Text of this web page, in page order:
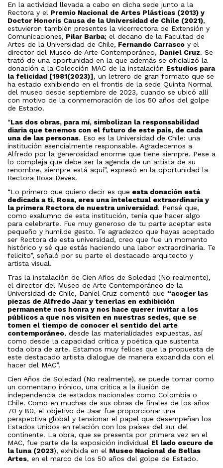
En la actividad llevada a cabo en dicha sede junto a la
Rectora y el Premio Nacional de Artes Plásticas (2013) y
Doctor Honoris Causa de la Universidad de Chile (2021),
estuvieron también presentes la vicerrectora de Extensión y
Comunicaciones, Pilar Barba; el decano de la Facultad de
Artes de la Universidad de Chile, Fernando Carrasco y el
director del Museo de Arte Contemporáneo, Daniel Cruz. Se
trató de una oportunidad en la que además se oficializó la
donación a la Colección MAC de la instalación Estudios para
la felicidad [1981(2023)], un letrero de gran formato que se
ha estado exhibiendo en el frontis de la sede Quinta Normal
del museo desde septiembre de 2023, cuando se ubicó allí
con motivo de la conmemoración de los 50 años del golpe
de Estado.
“Las dos obras, para mí, simbolizan la responsabilidad
diaria que tenemos con el futuro de este país, de cada
una de las personas. Eso es la Universidad de Chile: una
institución esencialmente responsable. Agradecemos a
Alfredo por la generosidad enorme que tiene siempre. Pese a
lo compleja que debe ser la agenda de un artista de su
renombre, siempre está aquí”, expresó en la oportunidad la
Rectora Rosa Devés.
“Lo primero que quiero decir es que esta donación está
dedicada a ti, Rosa, eres una intelectual extraordinaria y
la primera Rectora de nuestra universidad. Pensé que,
como exalumno de esta institución, tenía que hacer algo
para celebrarte. Fue muy generoso de tu parte aceptar este
pequeño y humilde gesto. Te agradezco que hayas aceptado
ser Rectora de esta universidad, creo que fue un momento
histórico y sé que estás haciendo una labor extraordinaria. Te
felicito”, señaló por su parte el destacado arquitecto y
artista visual.
Tras la instalación de Cien Años de Soledad (No realmente),
el director del Museo de Arte Contemporáneo de la
Universidad de Chile, Daniel Cruz comentó que “acoger las
piezas de Alfredo Jaar y tenerlas en exhibición
permanente nos honra y nos hace querer invitar a los
públicos a que nos visiten en nuestras sedes, que se
tomen el tiempo de conocer el sentido del arte
contemporáneo, desde las materialidades expuestas, así
como desde la capacidad crítica y poética que sustenta
toda obra de arte. Estamos muy felices que la propuesta de
este destacado artista dialogue de manera expandida con el
hacer del MAC”.
Cien Años de Soledad (No realmente), se puede tomar como
un comentario irónico, una crítica a la ilusión de
independencia de estados nacionales como Colombia o
Chile. Como en muchas de sus obras de finales de los años
70 y 80, el objetivo de Jaar fue proporcionar una
perspectiva global y tensionar el papel que desempeñan los
Estados Unidos en relación con los países del sur del
continente. La obra, que se presenta por primera vez en el
MAC, fue parte de la exposición individual El lado oscuro de
la luna (2023), exhibida en el Museo Nacional de Bellas
Artes, en el marco de los 50 años del golpe de Estado.